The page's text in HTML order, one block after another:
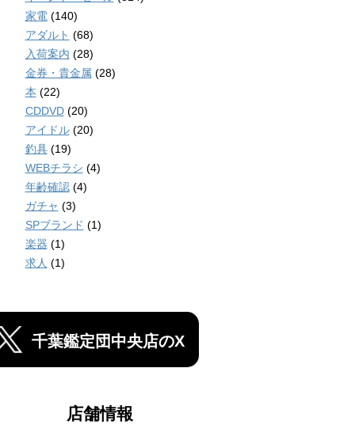
家電(140)
アダルト (68)
入荷案内 (28)
金券・貴金属 (28)
本 (22)
CDDVD(20)
アイドル(20)
釣具(19)
WEBチラシ (4)
年齢確認(4)
ガチャ (3)
SPブランド (1)
楽器 (1)
求人 (1)
千葉鑑定団中央店のX
店舗情報